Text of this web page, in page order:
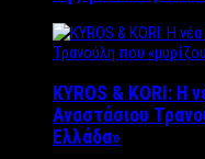
KYROS & KORI: Η
Αναστάσιου
Ελλάδα»